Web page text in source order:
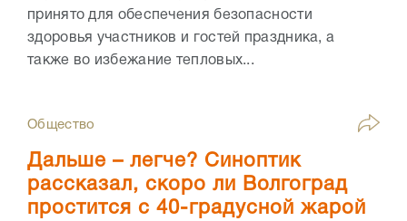
принято для обеспечения безопасности
здоровья участников и гостей праздника, а
также во избежание тепловых...
Общество
Дальше – легче? Синоптик
рассказал, скоро ли Волгоград
простится с 40-градусной жарой